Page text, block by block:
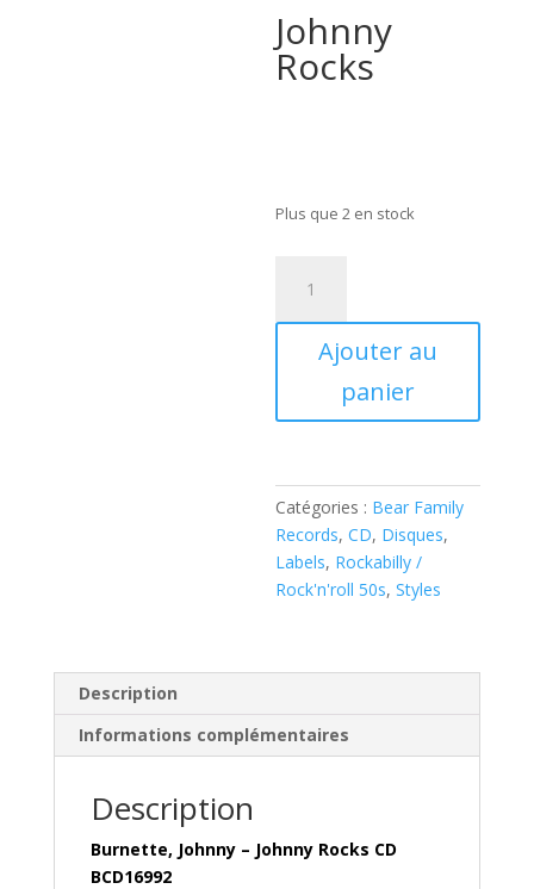
Johnny
Rocks
Plus que 2 en stock
Johnny
Burnette
) BCD16992
Ajouter au
panier
Catégories : Bear Family
Records,CD, Disques,
Labels, Rockabilly /
Rock'n'roll 50s,Styles
Description
Informations complémentaires
Description
Burnette, Johnny – Johnny Rocks CD
BCD16992